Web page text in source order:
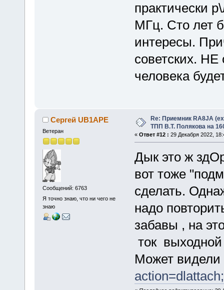
практически
МГц. Сто лет
интересы.
советских.
человека
Сергей UB1APE
Ветеран
Сообщений: 6763
Я точно знаю, что ни чего не
знаю
Re: Приемник RA8JA
ТПП В.Т. Полякова на
« Ответ #12 : 29 Декабря 2022,
Дык это ж
вот тоже
сделать.
надо
забавы , на
ток
Может